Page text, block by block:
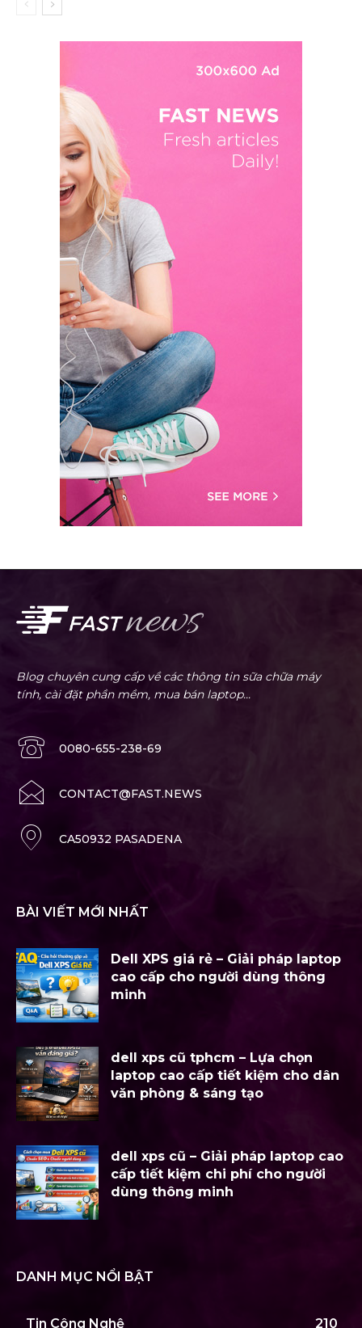
Blog chuyên cung cấp về các thông tin sữa chữa máy
tính, cài đặt phần mềm, mua bán laptop...
0080-655-238-69
CONTACT@FAST.NEWS
CA50932 PASADENA
BÀI VIẾT MỚI NHẤT
Dell XPS giá rẻ – Giải pháp laptop
cao cấp cho người dùng thông
minh
dell xps cũ tphcm – Lựa chọn
laptop cao cấp tiết kiệm cho dân
văn phòng & sáng tạo
dell xps cũ – Giải pháp laptop cao
cấp tiết kiệm chi phí cho người
dùng thông minh
DANH MỤC NỔI BẬT
Tin Công Nghệ 210